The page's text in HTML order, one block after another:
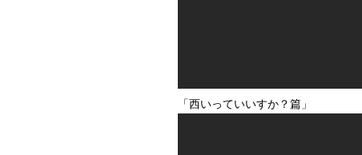
「西いっていいすか？篇」